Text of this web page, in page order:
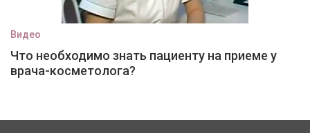
Видео
Что необходимо знать пациенту на приеме у
врача-косметолога?